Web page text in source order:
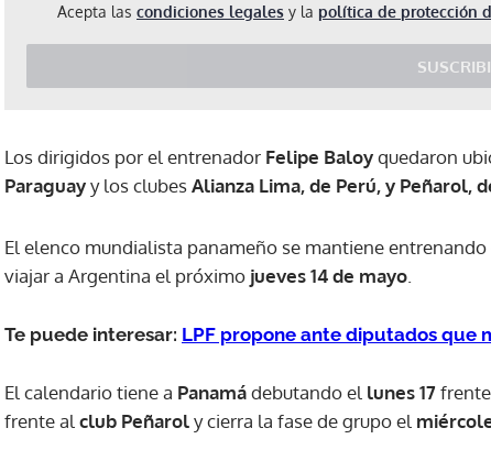
Acepta las condiciones legales y la política de protección
Los dirigidos por el entrenador Felipe Baloyquedaron
Paraguayy los clubesAlianza Lima, de Perú, y Peñarol,
El elenco mundialista panameño se mantiene entrenando
viajar a Argentina el próximo jueves 14 de mayo
Te puede interesar: LPF propone ante diputados que
El calendario tiene a Panamádebutando el lunes 17
frente al club Peñaroly cierra la fase de grupo el